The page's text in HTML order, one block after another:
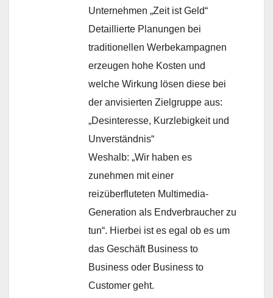
Unternehmen „Zeit ist Geld“
Detaillierte Planungen bei
traditionellen Werbekampagnen
erzeugen hohe Kosten und
welche Wirkung lösen diese bei
der anvisierten Zielgruppe aus:
„Desinteresse, Kurzlebigkeit und
Unverständnis“
Weshalb: „Wir haben es
zunehmen mit einer
reizüberfluteten Multimedia-
Generation als Endverbraucher zu
tun“. Hierbei ist es egal ob es um
das Geschäft Business to
Business oder Business to
Customer geht.